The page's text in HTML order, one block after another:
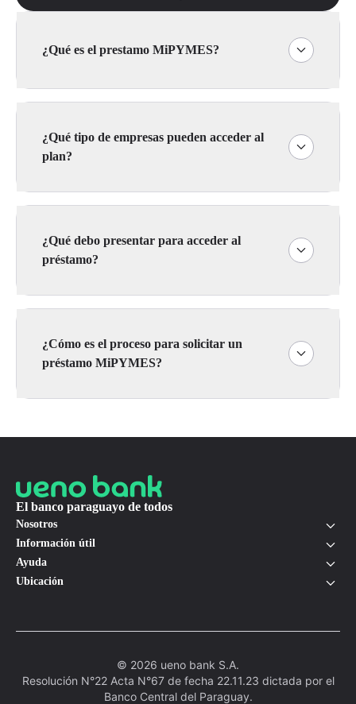
¿Qué es el prestamo MiPYMES?
¿Qué tipo de empresas pueden acceder al
plan?
¿Qué debo presentar para acceder al
préstamo?
¿Cómo es el proceso para solicitar un
préstamo MiPYMES?
El banco paraguayo de todos
Nosotros
Información útil
Ayuda
Ubicación
© 2026 ueno bank S.A.
Resolución N°22 Acta N°67 de fecha 22.11.23 dictada por el
Banco Central del Paraguay.